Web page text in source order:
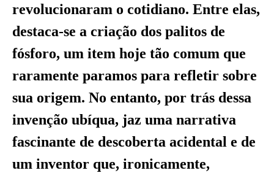
revolucionaram o cotidiano. Entre elas,
destaca-se a criação dos palitos de
fósforo, um item hoje tão comum que
raramente paramos para refletir sobre
sua origem. No entanto, por trás dessa
invenção ubíqua, jaz uma narrativa
fascinante de descoberta acidental e de
um inventor que, ironicamente,